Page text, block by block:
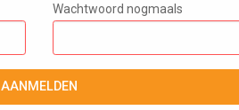
Wachtwoord nogmaals
AANMELDEN